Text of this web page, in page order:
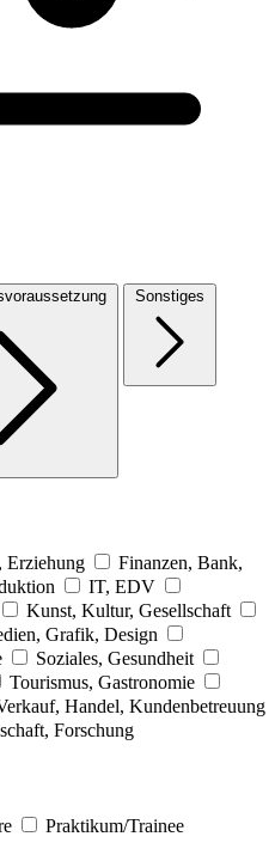
Sonstiges
Erziehung
Finanzen, Bank,
IT, EDV
Kunst, Kultur, Gesellschaft
Grafik, Design
Soziales, Gesundheit
Tourismus, Gastronomie
Handel, Kundenbetreuung
Forschung
Praktikum/Trainee